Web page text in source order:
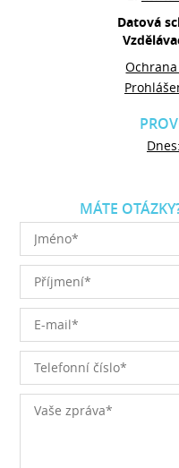
Datová
MÁTE